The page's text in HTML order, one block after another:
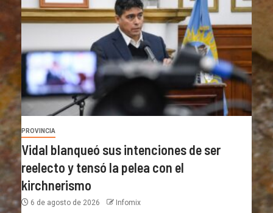
PROVINCIA
Vidal blanqueó sus intenciones de ser
reelecto y tensó la pelea con el
kirchnerismo
6 de agosto de 2026 Infomix